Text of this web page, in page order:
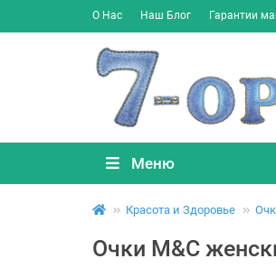
О Нас Наш Блог Гарантии
Меню
Красота и Здоровье
Очки M&C